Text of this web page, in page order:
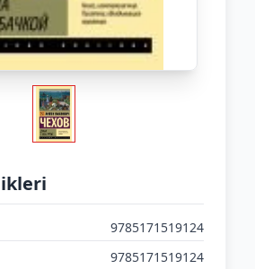
9785171519124
9785171519124